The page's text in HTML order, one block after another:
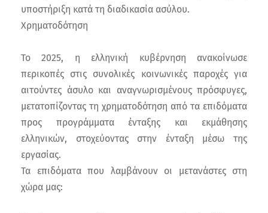
υποστήριξη κατά τη διαδικασία ασύλου.
Χρηματοδότηση
Το 2025, η ελληνική κυβέρνηση ανακοίνωσε
περικοπές στις συνολικές κοινωνικές παροχές για
αιτούντες άσυλο και αναγνωρισμένους πρόσφυγες,
μετατοπίζοντας τη χρηματοδότηση από τα επιδόματα
προς προγράμματα ένταξης και εκμάθησης
ελληνικών, στοχεύοντας στην ένταξη μέσω της
εργασίας.
Τα επιδόματα που λαμβάνουν οι μετανάστες στη
χώρα μας: